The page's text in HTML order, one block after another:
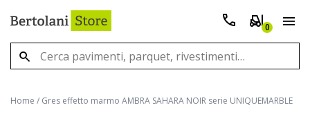
0
Home / Gres effetto marmo AMBRA SAHARA NOIR serie UNIQUEMARBLE